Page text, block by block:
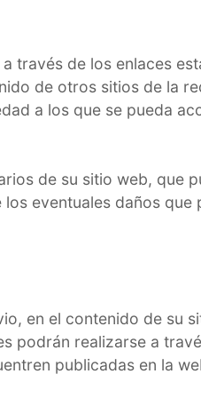
través de los enlaces
de otros sitios de la
a los que se pueda
de su sitio web, que
eventuales daños
en el contenido de su
podrán realizarse a
publicadas en la